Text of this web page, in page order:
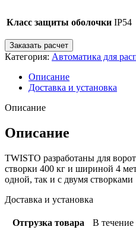
Класс защиты оболочки IP54
Заказать расчет
Категория: Автоматика для
Описание
Доставка и установка
Описание
Описание
TWISTO разработаны для
створки 400 кг и шириной 4
одной, так и с двумя створками
Доставка и установка
Отгрузка товара
В течение